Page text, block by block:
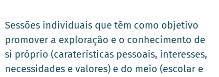
Sessões individuais que têm como objetivo
promover a exploração e o conhecimento de
si próprio (caraterísticas pessoais, interesses,
necessidades e valores) e do meio (escolar e